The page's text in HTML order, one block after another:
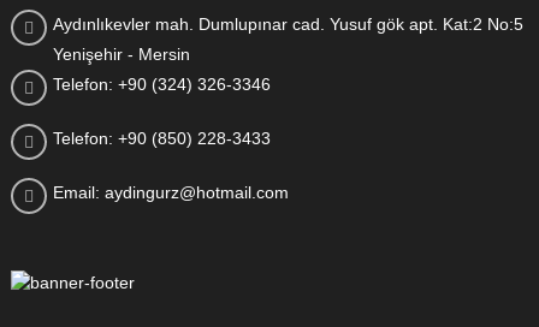
Aydınlıkevler mah. Dumlupınar cad. Yusuf gök apt. Kat:2 No:5
Yenişehir - Mersin
Telefon: +90 (324) 326-3346
Telefon: +90 (850) 228-3433
Email: aydingurz@hotmail.com